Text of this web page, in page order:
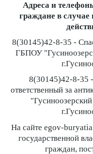
Адреса и
граждане в
8(30145)42-8-35 -
ГБПОУ
8(30145)42-8-35
ответственный за
На сайте egov-
государственной
граждан,